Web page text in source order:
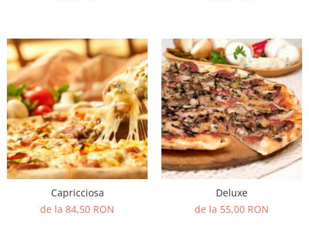
Capricciosa
de la 84,50 RON
Deluxe
de la 55,00 RON